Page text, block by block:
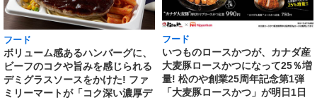
フード
ボリューム感あるハンバーグに、
ビーフのコクや旨みを感じられる
デミグラスソースをかけた! ファ
ミリーマートが「コク深い濃厚デ
フード
いつものロースかつが、カナダ産
大麦豚ロースかつになって25％増
量! 松のや創業25周年記念第1弾
「大麦豚ロースかつ」が明日1日